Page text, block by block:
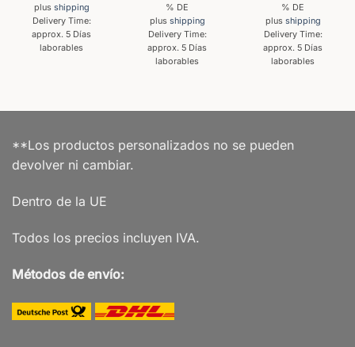
plus shipping
Delivery Time:
approx. 5 Días
laborables
% DE
plus shipping
Delivery Time:
approx. 5 Días
laborables
% DE
plus shipping
Delivery Time:
approx. 5 Días
laborables
**Los productos personalizados no se pueden
devolver ni cambiar.
Dentro de la UE
Todos los precios incluyen IVA.
Métodos de envío: